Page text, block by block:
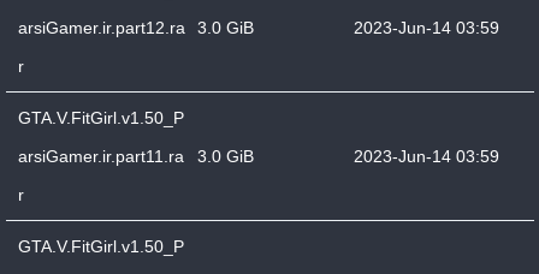
arsiGamer.ir.part12.ra
r
3.0 GiB 2023-Jun-14 03:59
GTA.V.FitGirl.v1.50_P
arsiGamer.ir.part11.ra
r
3.0 GiB 2023-Jun-14 03:59
GTA.V.FitGirl.v1.50_P